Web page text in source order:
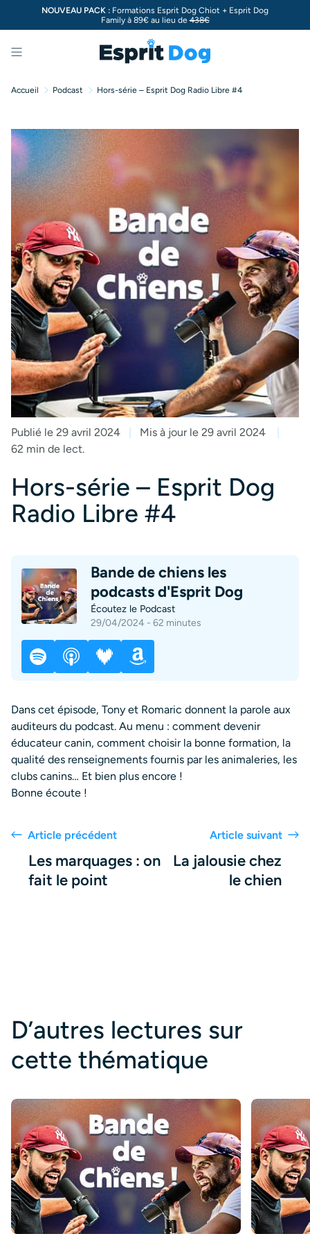
NOUVEAU PACK : Formations Esprit Dog Chiot + Esprit Dog
Family à 89€ au lieu de438€
Menu
Accueil Podcast Hors-série – Esprit Dog Radio Libre #4
Publié le 29 avril 2024
Mis à jour le 29 avril 2024
62 min de lect.
Hors-série – Esprit Dog
Radio Libre #4
Bande de chiens les
podcasts d'Esprit Dog
Écoutez le Podcast
29/04/2024 - 62 minutes
Dans cet épisode, Tony et Romaric donnent la parole aux
auditeurs du podcast. Au menu : comment devenir
éducateur canin, comment choisir la bonne formation, la
qualité des renseignements fournis par les animaleries, les
clubs canins… Et bien plus encore !
Bonne écoute !
Article précédent
Les marquages : on
fait le point
Article suivant
La jalousie chez
le chien
D’autres lectures sur
cette thématique